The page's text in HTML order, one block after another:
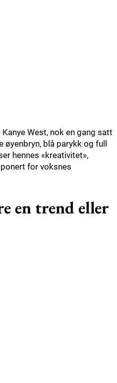
West, nok en gang satt
blå parykk og full
hennes «kreativitet»,
for voksnes
en trend eller